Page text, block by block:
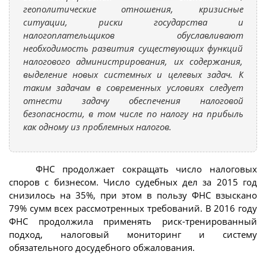
геополитические отношения, кризисные
ситуации, риски государства и
налогоплательщиков обуславливают
необходимость развития существующих функций
налогового администрирования, их содержания,
выделение новых системных и целевых задач. К
таким задачам в современных условиях следует
отнести задачу обеспечения налоговой
безопасности, в том числе по налогу на прибыль
как одному из проблемных налогов.
ФНС продолжает сокращать число налоговых
споров с бизнесом. Число судебных дел за 2015 год
снизилось на 35%, при этом в пользу ФНС взыскано
79% сумм всех рассмотренных требований. В 2016 году
ФНС продолжила применять риск-тренированный
подход, налоговый мониторинг и систему
обязательного досудебного обжалования.